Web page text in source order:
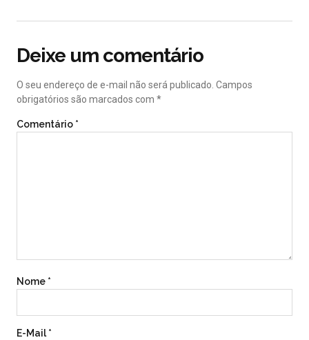
Deixe um comentário
O seu endereço de e-mail não será publicado. Campos
obrigatórios são marcados com *
Comentário *
Nome *
E-Mail*